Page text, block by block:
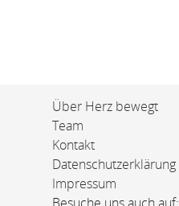
Über Herz bewegt
Team
Kontakt
Datenschutzerklärung
Impressum